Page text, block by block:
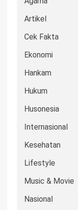
Artikel
Cek Fakta
Ekonomi
Hankam
Hukum
Husonesia
Internasional
Kesehatan
Lifestyle
Music & Movie
Nasional